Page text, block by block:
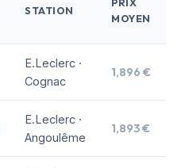
STATION
MOYEN
E.Leclerc ·
Cognac
1,896 €
E.Leclerc ·
Angoulême
1,893 €